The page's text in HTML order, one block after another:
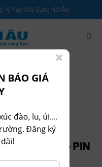
Máy Xây Dựng Hải Âu
XÚC ĐÀO LIUGONG
922FE – PIN
BÁO GIÁ
đào, lu, ủi....
Đăng ký